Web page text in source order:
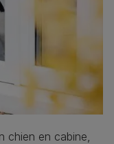
chien en cabine,